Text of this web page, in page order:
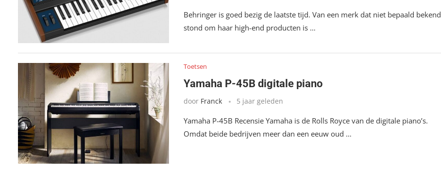
Behringer is goed bezig de laatste tijd. Van een merk dat niet bepaald bekend
stond om haar high-end producten is …
Toetsen
Yamaha P-45B digitale piano
door Franck 5 jaar geleden
Yamaha P-45B Recensie Yamaha is de Rolls Royce van de digitale piano’s.
Omdat beide bedrijven meer dan een eeuw oud …